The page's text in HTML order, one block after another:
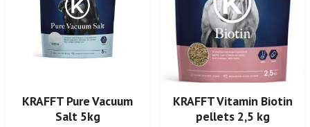
KRAFFT Pure Vacuum
Salt 5kg
KRAFFT Vitamin Biotin
pellets 2,5 kg